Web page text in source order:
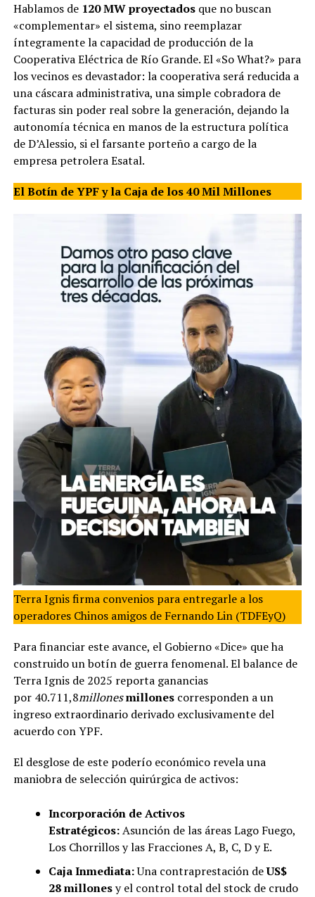
Hablamos de 120 MW proyectadosque no buscan
«complementar» el sistema, sino reemplazar
íntegramente la capacidad de producción de la
Cooperativa Eléctrica de Río Grande. El «So What?» para
los vecinos es devastador: la cooperativa será reducida a
una cáscara administrativa, una simple cobradora de
facturas sin poder real sobre la generación, dejando la
autonomía técnica en manos de la estructura política
de D’Alessio, si el farsante porteño a cargo de la
empresa petrolera Esatal.
El Botín de YPF y la Caja de los 40 Mil Millones
Terra Ignis firma convenios para entregarle a los
operadores Chinos amigos de Fernando Lin (TDFEyQ)
Para financiar este avance, el Gobierno «Dice» que ha
construido un botín de guerra fenomenal. El balance de
Terra Ignis de 2025 reporta ganancias
por 40.711,8millonesmillonescorresponden a un
ingreso extraordinario derivado exclusivamente del
acuerdo con YPF.
El desglose de este poderío económico revela una
maniobra de selección quirúrgica de activos:
Incorporación de Activos
Estratégicos:Asunción de las áreas Lago Fuego,
Los Chorrillos y las Fracciones A, B, C, D y E.
Caja Inmediata:Una contraprestación deUS$
28 millonesy el control total del stock de crudo